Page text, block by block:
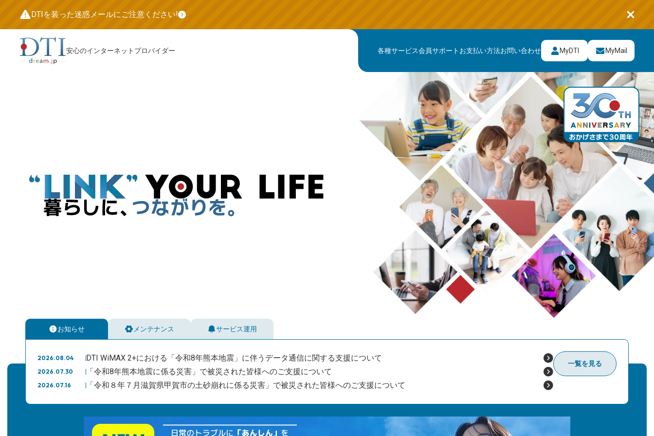
DTIを装った迷惑メールにご注意ください!
安心のインターネットプロバイダー 各種サービス会員サポート お支払い方法お問い合わせ MyDTI MyMail
お知らせ メンテナンス サービス運用
2026.08.04 DTI WiMAX 2+における「令和8年熊本地震」に伴うデータ通信に関する支援について
2026.07.30 「令和8年熊本地震に係る災害」で被災された皆様へのご支援について
2026.07.16 「令和８年７月滋賀県甲賀市の土砂崩れに係る災害」で被災された皆様へのご支援について
一覧を見る